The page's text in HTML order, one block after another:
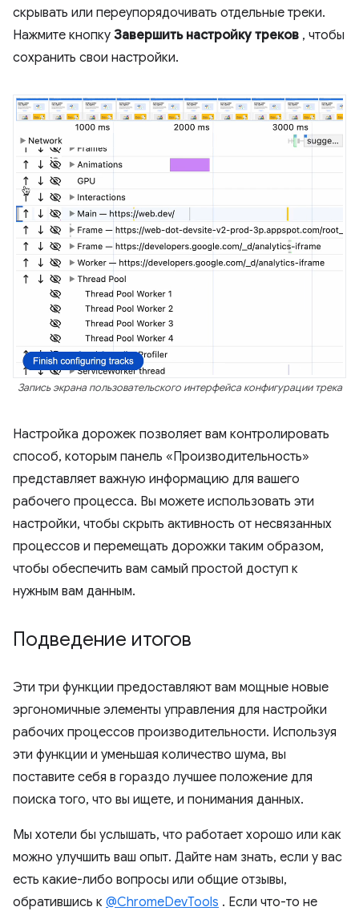
скрывать или переупорядочивать отдельные треки.
Нажмите кнопку Завершить настройку треков , чтобы
сохранить свои настройки.
Запись экрана пользовательского интерфейса конфигурации трека
Настройка дорожек позволяет вам контролировать
способ, которым панель «Производительность»
представляет важную информацию для вашего
рабочего процесса. Вы можете использовать эти
настройки, чтобы скрыть активность от несвязанных
процессов и перемещать дорожки таким образом,
чтобы обеспечить вам самый простой доступ к
нужным вам данным.
Подведение итогов
Эти три функции предоставляют вам мощные новые
эргономичные элементы управления для настройки
рабочих процессов производительности. Используя
эти функции и уменьшая количество шума, вы
поставите себя в гораздо лучшее положение для
поиска того, что вы ищете, и понимания данных.
Мы хотели бы услышать, что работает хорошо или как
можно улучшить ваш опыт. Дайте нам знать, если у вас
есть какие-либо вопросы или общие отзывы,
обратившись к @ChromeDevTools . Если что-то не